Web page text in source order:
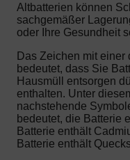
Altbatterien können
sachgemäßer
oder Ihre Gesundheit
Das Zeichen mit
bedeutet, dass Sie
Hausmüll entsorgen
enthalten. Unter
nachstehende
bedeutet, die Batterie
Batterie enthält
Batterie enthält